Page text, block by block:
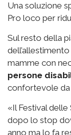
Una soluzione
Pro loco per
Sul resto della
mamme con
persone
confortevole da
«Il Festival
dopo lo stop
anno ma lo fa